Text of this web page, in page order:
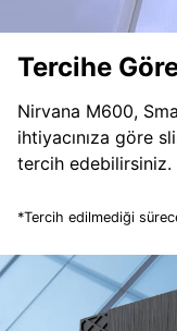
Tercihe
Nirvana M600,
ihtiyacınıza göre
tercih edebilirsiniz.
*Tercih edilmediği